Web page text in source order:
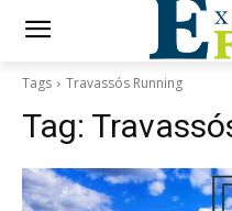
Tags Travassós Running
Tag: